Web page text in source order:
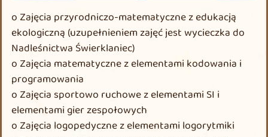
o Zajęcia przyrodniczo-matematyczne z edukacją
ekologiczną (uzupełnieniem zajęć jest wycieczka do
Nadleśnictwa Świerklaniec)
o Zajęcia matematyczne z elementami kodowania i
programowania
o Zajęcia sportowo ruchowe z elementami SI i
elementami gier zespołowych
o Zajęcia logopedyczne z elementami logorytmiki